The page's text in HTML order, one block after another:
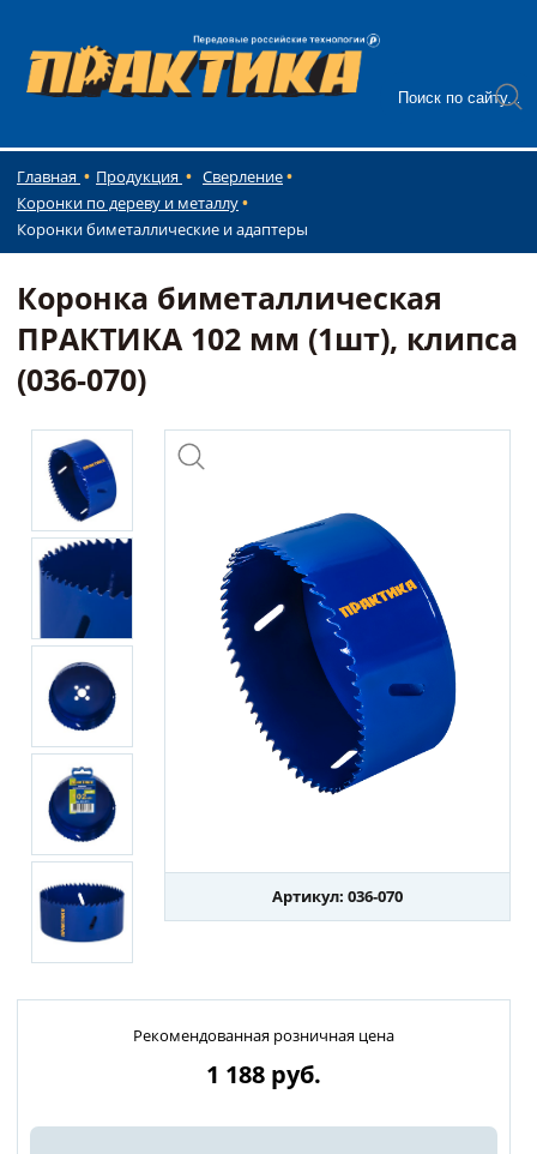
Главная Продукция
Сверление
Коронки по дереву и металлу
Коронки биметаллические и адаптеры
Коронка биметаллическая
ПРАКТИКА 102 мм (1шт), клипса
(036-070)
Артикул: 036-070
Рекомендованная розничная цена
1 188 руб.